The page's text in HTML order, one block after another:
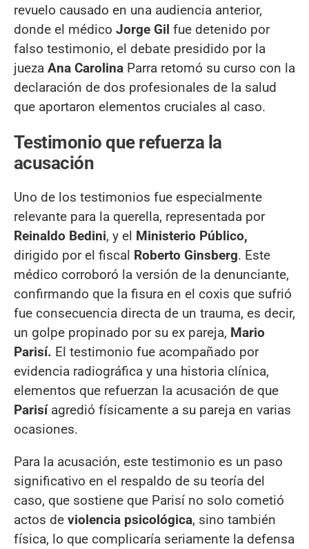
revuelo causado en una audiencia anterior,
donde el médico Jorge Gil fue detenido por
falso testimonio, el debate presidido por la
jueza Ana Carolina Parra retomó su curso con la
declaración de dos profesionales de la salud
que aportaron elementos cruciales al caso.
Testimonio que refuerza la
acusación
Uno de los testimonios fue especialmente
relevante para la querella, representada por
Reinaldo Bedini, y el Ministerio Público,
dirigido por el fiscal Roberto Ginsberg. Este
médico corroboró la versión de la denunciante,
confirmando que la fisura en el coxis que sufrió
fue consecuencia directa de un trauma, es decir,
un golpe propinado por su ex pareja, Mario
Parisí. El testimonio fue acompañado por
evidencia radiográfica y una historia clínica,
elementos que refuerzan la acusación de que
Parisíagredió físicamente a su pareja en varias
ocasiones.
Para la acusación, este testimonio es un paso
significativo en el respaldo de su teoría del
caso, que sostiene que Parisí no solo cometió
actos de violencia psicológica, sino también
física, lo que complicaría seriamente la defensa